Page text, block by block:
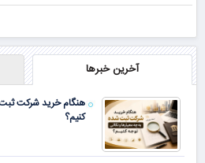
همین الان ببینآخرین خبرها
هنگام خرید شرکت
کنیم؟